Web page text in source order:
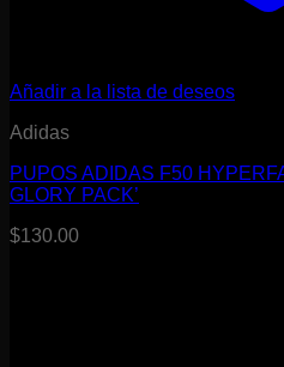
Añadir a la lista de deseos
Adidas
PUPOS ADIDAS F50
GLORY PACK’
$130.00